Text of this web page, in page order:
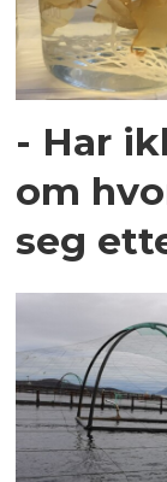
- Har
om
seg